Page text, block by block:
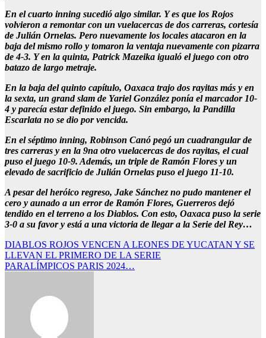
En el cuarto inning sucedió algo similar. Y es que los Rojos
volvieron a remontar con un vuelacercas de dos carreras, cortesía
de Julián Ornelas. Pero nuevamente los locales atacaron en la
baja del mismo rollo y tomaron la ventaja nuevamente con pizarra
de 4-3. Y en la quinta, Patrick Mazeika igualó el juego con otro
batazo de largo metraje.
En la baja del quinto capítulo, Oaxaca trajo dos rayitas más y en
la sexta, un grand slam de Yariel González ponía el marcador 10-
4 y parecía estar definido el juego. Sin embargo, la Pandilla
Escarlata no se dio por vencida.
En el séptimo inning, Robinson Canó pegó un cuadrangular de
tres carreras y en la 9na otro vuelacercas de dos rayitas, el cual
puso el juego 10-9. Además, un triple de Ramón Flores y un
elevado de sacrificio de Julián Ornelas puso el juego 11-10.
A pesar del heróico regreso, Jake Sánchez no pudo mantener el
cero y aunado a un error de Ramón Flores, Guerreros dejó
tendido en el terreno a los Diablos. Con esto, Oaxaca puso la serie
3-0 a su favor y está a una victoria de llegar a la Serie del Rey…
Navegación
de
DIABLOS ROJOS VENCEN A LEONES DE YUCATAN Y SE
LLEVAN EL PRIMERO DE LA SERIE
PARALÍMPICOS PARIS 2024…